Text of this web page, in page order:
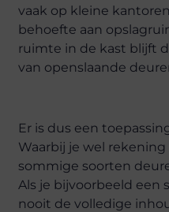
vaak op kleine
behoefte aan
ruimte in de kast blijft
van openslaande
Er is dus een
Waarbij je wel
sommige soorten
Als je bijvoorbeeld een
nooit de volledige